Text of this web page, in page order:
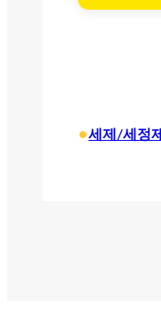
•세제/세정제